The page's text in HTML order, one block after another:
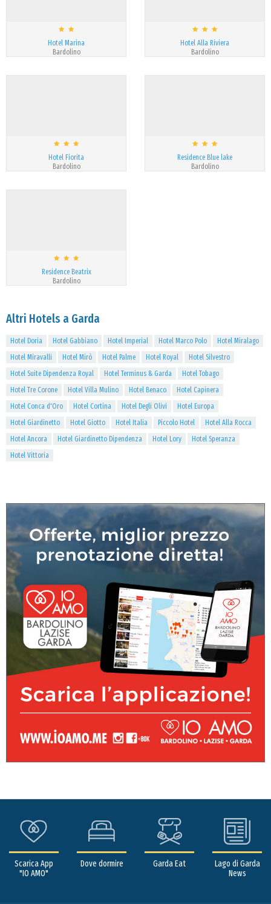
Hotel Marina
Bardolino
Hotel Alla Riviera
Bardolino
Hotel Fiorita
Bardolino
Residence Blue lake
Bardolino
Residence Beatrix
Bardolino
Altri Hotels a Garda
Hotel Doria Hotel Gabbiano Hotel Imperial Hotel Marco Polo
Hotel Miralago
Hotel Miravalli
Hotel Mirò Hotel Palme Hotel Royal
Hotel Silvestro
Hotel Suite Dipendenza Royal
Hotel Terminus & Garda
Hotel Tobago
Hotel Tre Corone
Hotel Villa Mulino Hotel Benaco
Hotel Capinera
Hotel Conca d'Oro
Hotel Cortina Hotel Degli Olivi
Hotel Europa
Hotel Giardinetto
Hotel Giotto Hotel Italia Piccolo Hotel
Hotel Alla Rocca
Hotel Ancora
Hotel Giardinetto Dipendenza Hotel Lory
Hotel Speranza
Hotel Vittoria
Scarica App
"IO AMO"
Dove dormire Garda Eat
Lago di Garda
News